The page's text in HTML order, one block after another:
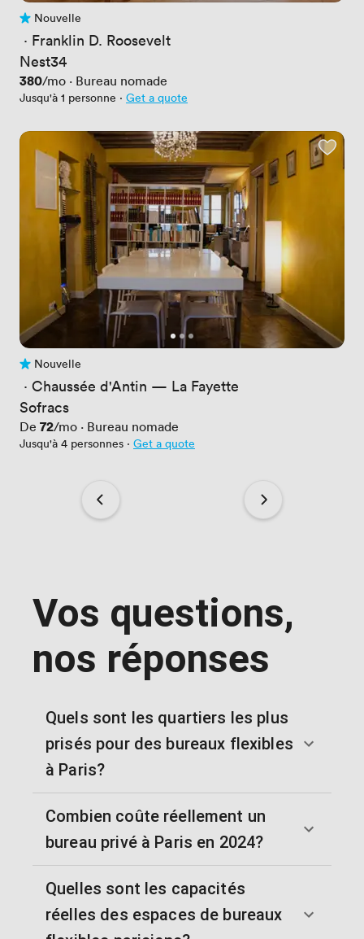
Pas encore d'avis
Nouvelle
· Franklin D. Roosevelt
Nest34
Prix
380/mo · Bureau nomade
Jusqu'à 1 personne · Get a quote
Pas encore d'avis
Nouvelle
· Chaussée d'Antin — La Fayette
Sofracs
De Prix
72/mo · Bureau nomade
Jusqu'à 4 personnes · Get a quote
Vos questions,
nos réponses
Quels sont les quartiers les plus
prisés pour des bureaux flexibles
à Paris?
Combien coûte réellement un
bureau privé à Paris en 2024?
Quelles sont les capacités
réelles des espaces de bureaux